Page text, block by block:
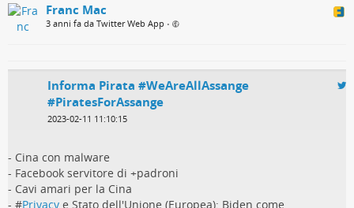
Franc Mac
3 anni fa da Twitter Web App •
Informa Pirata #WeAreAllAssange
#PiratesForAssange
2023-02-11 11:10:15
- Cina con malware
- Facebook servitore di +padroni
- Cavi amari per la Cina
- #Privacy e Stato dell'Unione (Europea): Biden come